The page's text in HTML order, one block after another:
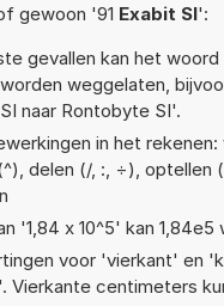
gewoon '91 Exabit SI':
gevallen kan het
weggelaten,
naar Rontobyte SI'.
in het
delen (/, :, ÷), optellen
'1,84 x 10^5' kan
voor 'vierkant' en
Vierkante centimeters